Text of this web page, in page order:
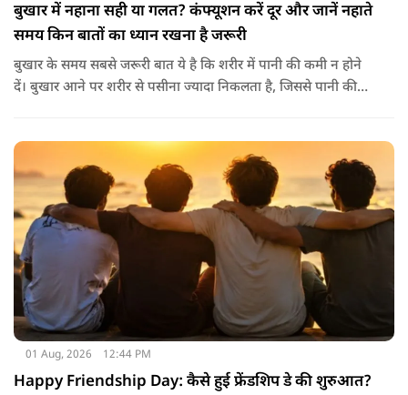
बुखार में नहाना सही या गलत? कंफ्यूशन करें दूर और जानें नहाते
समय किन बातों का ध्यान रखना है जरूरी
बुखार के समय सबसे जरूरी बात ये है कि शरीर में पानी की कमी न होने
दें। बुखार आने पर शरीर से पसीना ज्यादा निकलता है, जिससे पानी की
होते हैं। खाने में हल्का और आसानी से पचने वाला भोजन जैसे खिचड़ी
और दलिया आदि लेना अच्छा माना जाता है।
01 Aug, 2026 12:44 PM
Happy Friendship Day: कैसे हुई फ्रेंडशिप डे की शुरुआत?